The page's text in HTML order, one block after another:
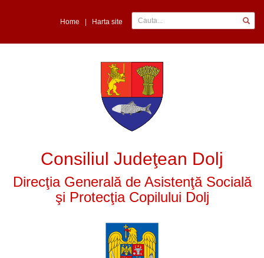
Home Harta site
Consiliul Judeţean Dolj
Direcţia Generală de Asistenţă Socială
şi Protecţia Copilului Dolj